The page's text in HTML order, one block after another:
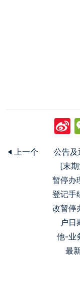
上一个
公告及
[末
暂停办
登记手
改暂停
户日
他-业
最